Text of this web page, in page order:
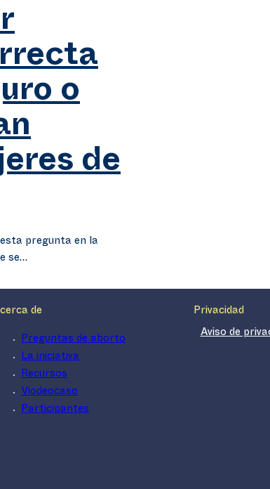
o
de
pregunta en la
se…
de
Preguntas de aborto
La iniciativa
Recursos
Viodeocaso
Participantes
Privacidad
Aviso de